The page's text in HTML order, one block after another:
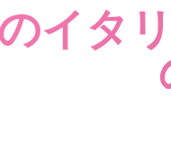
イタ